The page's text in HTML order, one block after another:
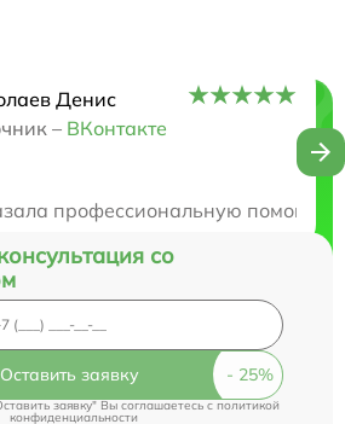
Денис
– ВКонтакте
профессиональную помощь в
со
Оставить заявку
заявку" Вы соглашаетесь cполитикой
конфиденциальности